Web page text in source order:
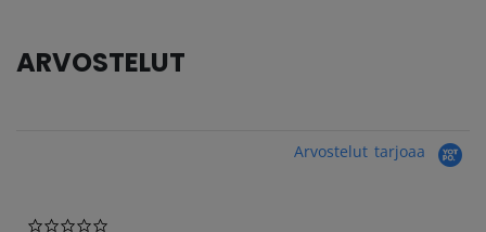
ARVOSTELUT
Arvostelut tarjoaa